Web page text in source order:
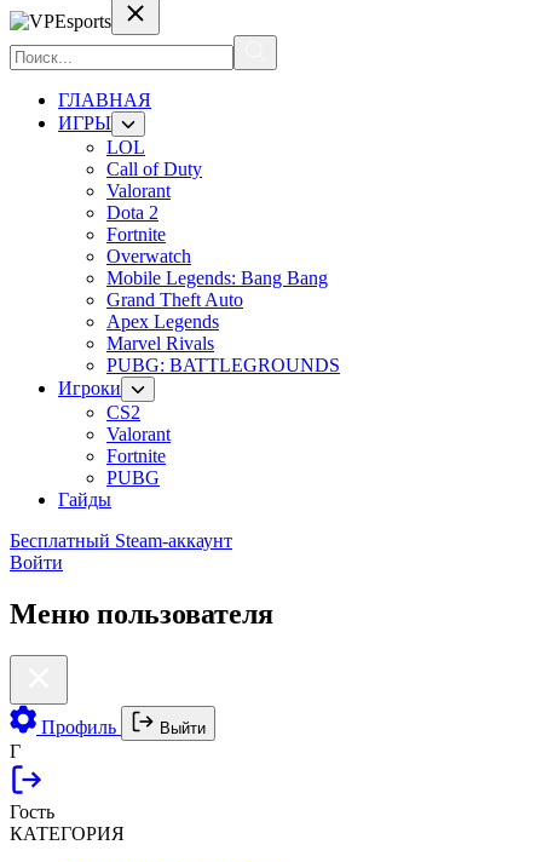
ГЛАВНАЯ
ИГРЫ
LOL
Call of Duty
Valorant
Dota 2
Fortnite
Overwatch
Mobile Legends: Bang Bang
Grand Theft Auto
Apex Legends
Marvel Rivals
PUBG: BATTLEGROUNDS
Игроки
CS2
Valorant
Fortnite
PUBG
Гайды
Бесплатный Steam-аккаунт
Войти
Меню пользователя
Профиль Выйти
Г
Гость
КАТЕГОРИЯ